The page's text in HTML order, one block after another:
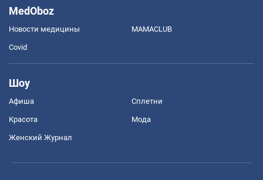
MedOboz
Новости медицины MAMACLUB
Covid
Шоу
Афиша Сплетни
Красота Мода
Женский Журнал